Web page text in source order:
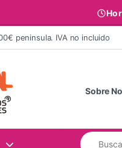
peninsula. IVA no incluido
Sobre
Buscar: